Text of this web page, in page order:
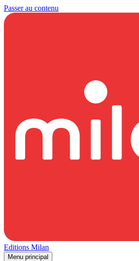
Passer au contenu
Editions Milan
Menu principal